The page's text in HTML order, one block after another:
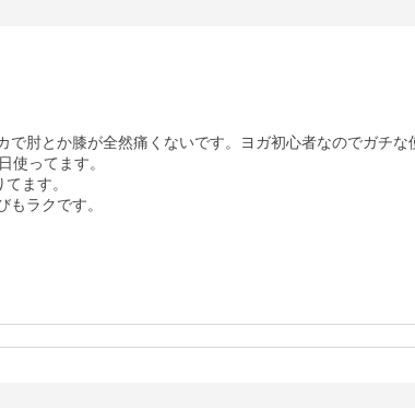
で肘とか膝が全然痛くないです。ヨガ初心者なのでガチな
使ってます。
ます。
ラクです。